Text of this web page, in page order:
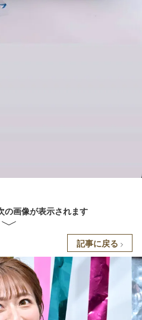
の画像が表示されます
記事に戻る